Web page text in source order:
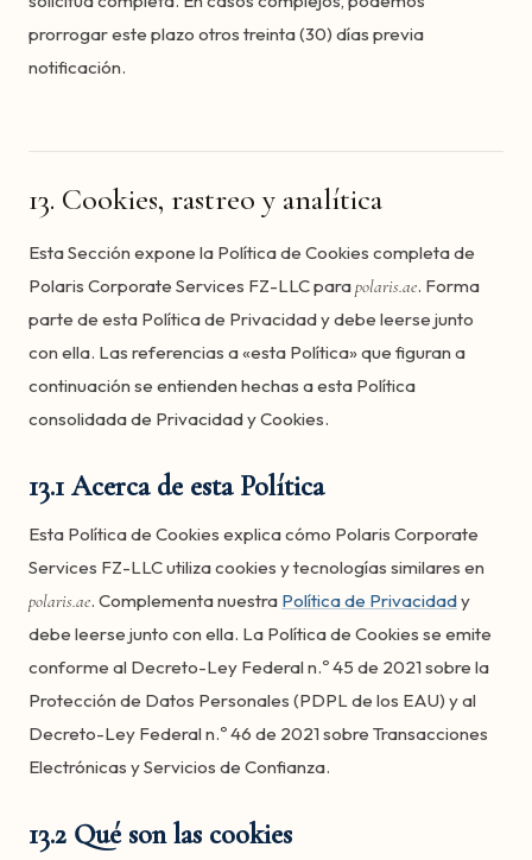
prorrogar este plazo otros treinta (30) días previa
notificación.
13. Cookies, rastreo y analítica
Esta Sección expone la Política de Cookies completa de
Polaris Corporate Services FZ-LLC parapolaris.ae. Forma
parte de esta Política de Privacidad y debe leerse junto
con ella. Las referencias a «esta Política» que figuran a
continuación se entienden hechas a esta Política
consolidada de Privacidad y Cookies.
13.1 Acerca de esta Política
Esta Política de Cookies explica cómo Polaris Corporate
Services FZ-LLC utiliza cookies y tecnologías similares en
polaris.ae. Complementa nuestra Política de Privacidady
debe leerse junto con ella. La Política de Cookies se emite
conforme al Decreto-Ley Federal n.º 45 de 2021 sobre la
Protección de Datos Personales (PDPL de los EAU) y al
Decreto-Ley Federal n.º 46 de 2021 sobre Transacciones
Electrónicas y Servicios de Confianza.
13.2 Qué son las cookies